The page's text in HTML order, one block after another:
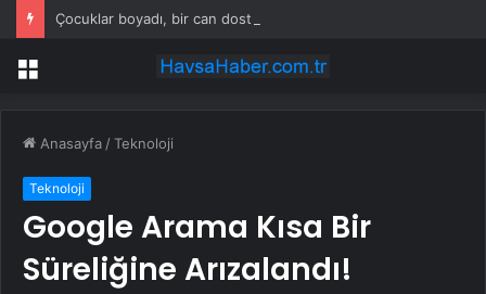
Çocuklar boyadı, bir can dost yeni yuvasına kavuştu
Menü
Anasayfa /Teknoloji
Teknoloji
Google Arama Kısa Bir
Süreliğine Arızalandı!